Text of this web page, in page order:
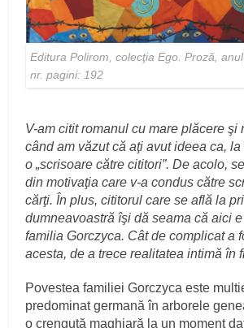
Editura Polirom, colecţia Ego. Proză,
nr. pagini: 192
V-am citit romanul cu mare plăcere şi
când am văzut că aţi avut ideea ca,
o „scrisoare către cititori”. De acolo,
din motivaţia care v-a condus către
cărţi. În plus, cititorul care se află la
dumneavoastră îşi dă seama că aici
familia Gorczyca. Cât de complicat a
acesta, de a trece realitatea intimă în
Povestea familiei Gorczyca este
predominat germană în arborele
o crenguță maghiară la un moment